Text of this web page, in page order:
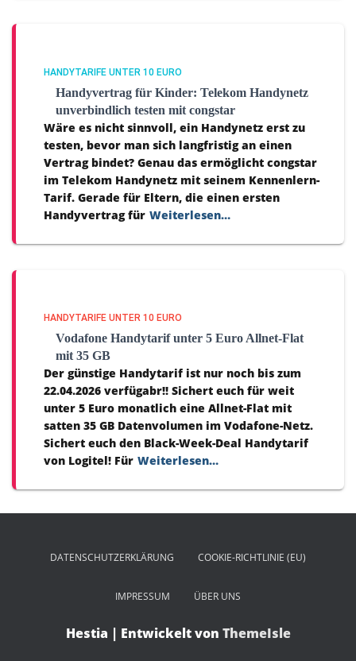
HANDYTARIFE UNTER 10 EURO
Handyvertrag für Kinder: Telekom Handynetz
unverbindlich testen mit congstar
Wäre es nicht sinnvoll, ein Handynetz erst zu
testen, bevor man sich langfristig an einen
Vertrag bindet? Genau das ermöglicht congstar
im Telekom Handynetz mit seinem Kennenlern-
Tarif. Gerade für Eltern, die einen ersten
Handyvertrag für Weiterlesen…
HANDYTARIFE UNTER 10 EURO
Vodafone Handytarif unter 5 Euro Allnet-Flat
mit 35 GB
Der günstige Handytarif ist nur noch bis zum
22.04.2026 verfügabr!! Sichert euch für weit
unter 5 Euro monatlich eine Allnet-Flat mit
satten 35 GB Datenvolumen im Vodafone-Netz.
Sichert euch den Black-Week-Deal Handytarif
von Logitel! Für Weiterlesen…
DATENSCHUTZ­ERKLÄRUNG COOKIE-RICHTLINIE (EU)
IMPRESSUM ÜBER UNS
Hestia | Entwickelt von ThemeIsle